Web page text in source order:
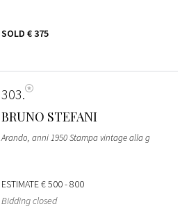
SOLD € 375
303
BRUNO STEFANI
Arando, anni 1950 Stampa vintage alla g
ESTIMATE€ 500 - 800
Bidding closed